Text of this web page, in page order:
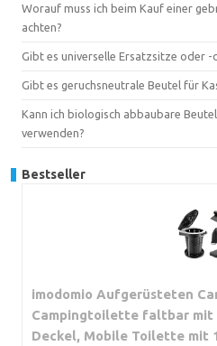
Worauf muss ich beim Kauf einer
achten?
Gibt es universelle Ersatzsitze oder
Gibt es geruchsneutrale Beutel für
Kann ich biologisch abbaubare
verwenden?
Bestseller
imodomio Aufgerüsteten
Campingtoilette faltbar mit
Deckel, Mobile Toilette mit